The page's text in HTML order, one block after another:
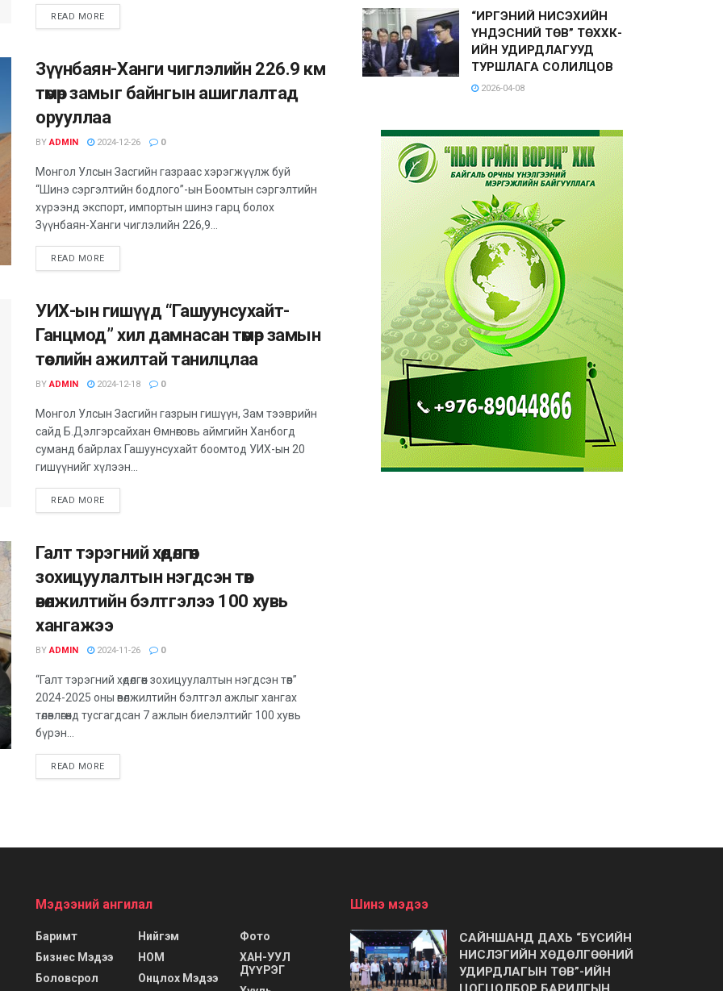
READ MOREDETAILS
Зүүнбаян-Ханги чиглэлийн 226.9 км
төмөр замыг байнгын ашиглалтад
орууллаа
BY ADMIN 2024-12-26 0
Монгол Улсын Засгийн газраас хэрэгжүүлж буй
“Шинэ сэргэлтийн бодлого”-ын Боомтын сэргэлтийн
хүрээнд экспорт, импортын шинэ гарц болох
Зүүнбаян-Ханги чиглэлийн 226,9...
READ MOREDETAILS
УИХ-ын гишүүд “Гашуунсухайт-
Ганцмод” хил дамнасан төмөр замын
төслийн ажилтай танилцлаа
BY ADMIN 2024-12-18 0
Монгол Улсын Засгийн газрын гишүүн, Зам тээврийн
сайд Б.Дэлгэрсайхан Өмнөговь аймгийн Ханбогд
суманд байрлах Гашуунсухайт боомтод УИХ-ын 20
гишүүнийг хүлээн...
READ MOREDETAILS
Галт тэрэгний хөдөлгөөн
зохицуулалтын нэгдсэн төв
өвөлжилтийн бэлтгэлээ 100 хувь
хангажээ
BY ADMIN 2024-11-26 0
“Галт тэрэгний хөдөлгөөн зохицуулалтын нэгдсэн төв”
2024-2025 оны өвөлжилтийн бэлтгэл ажлыг хангах
төлөвлөгөөнд тусгагдсан 7 ажлын биелэлтийг 100 хувь
бүрэн...
READ MOREDETAILS
“ИРГЭНИЙ НИСЭХИЙН
ҮНДЭСНИЙ ТӨВ” ТӨХХК-
ИЙН УДИРДЛАГУУД
ТУРШЛАГА СОЛИЛЦОВ
2026-04-08
Мэдээний ангилал
Баримт
Бизнес Мэдээ
Боловсрол
Нийгэм
НОМ
Онцлох Мэдээ
Фото
ХАН-УУЛ
ДҮҮРЭГ
Шинэ мэдээ
САЙНШАНД ДАХЬ “БҮСИЙН
НИСЛЭГИЙН ХӨДӨЛГӨӨНИЙ
УДИРДЛАГЫН ТӨВ”-ИЙН